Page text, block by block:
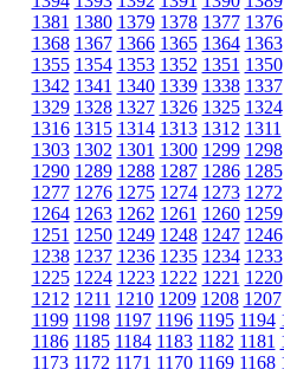
1381 1380 1379 1378 1377 1376
1368 1367 1366 1365 1364 1363
1355 1354 1353 1352 1351 1350
1342 1341 1340 1339 1338 1337
1329 1328 1327 1326 1325 1324
1316 1315 1314 1313 1312 1311
1303 1302 1301 1300 1299 1298
1290 1289 1288 1287 1286 1285
1277 1276 1275 1274 1273 1272
1264 1263 1262 1261 1260 1259
1251 1250 1249 1248 1247 1246
1238 1237 1236 1235 1234 1233
1225 1224 1223 1222 1221 1220
1212 1211 1210 1209 1208 1207
1199 1198 1197 1196 1195 1194
1186 1185 1184 1183 1182 1181
1173 1172 1171 1170 1169 1168